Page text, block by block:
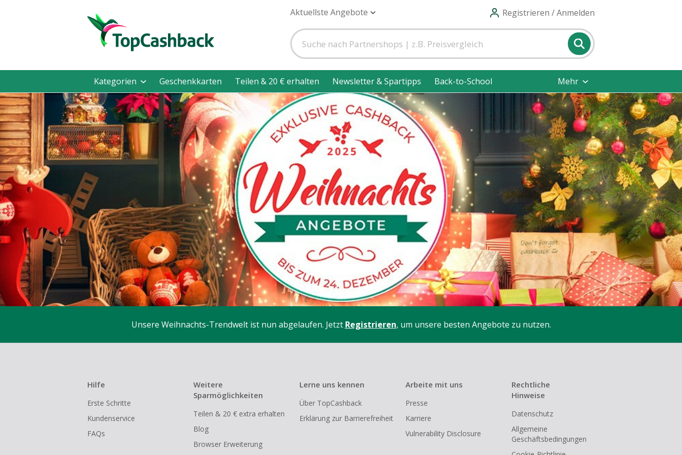
Aktuellste Angebote Registrieren / Anmelden
Kategorien Geschenkkarten Teilen & 20 € erhalten Newsletter & Spartipps Back-to-School Mehr
Unsere Weihnachts-Trendwelt ist nun abgelaufen. Jetzt Registrieren, um unsere besten Angebote zu nutzen.
Hilfe
Erste Schritte
Kundenservice
FAQs
Weitere
Sparmöglichkeiten
Teilen & 20 € extra erhalten
Blog
Browser Erweiterung
Lerne uns kennen
Über TopCashback
Erklärung zur Barrierefreiheit
Arbeite mit uns
Presse
Karriere
Vulnerability Disclosure
Rechtliche
Hinweise
Datenschutz
Allgemeine
Geschäftsbedingungen